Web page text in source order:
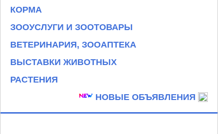
КОРМА
ЗООУСЛУГИ И ЗООТОВАРЫ
ВЕТЕРИНАРИЯ, ЗООАПТЕКА
ВЫСТАВКИ ЖИВОТНЫХ
РАСТЕНИЯ
НОВЫЕ ОБЪЯВЛЕНИЯ